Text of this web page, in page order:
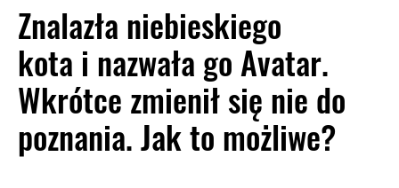
Znalazła niebieskiego
kota i nazwała go Avatar.
Wkrótce zmienił się nie do
poznania. Jak to możliwe?